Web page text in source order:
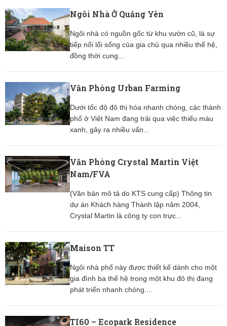
Ngôi Nhà Ở Quảng Yên
Ngôi nhà có nguồn gốc từ khu vườn cũ, là sự
tiếp nối lối sống của gia chủ qua nhiều thế hệ,
đồng thời cung...
Văn Phòng Urban Farming
Dưới tốc độ đô thị hóa nhanh chóng, các thành
phố ở Việt Nam đang trải qua việc thiếu màu
xanh, gây ra nhiều vấn...
Văn Phòng Crystal Martin Việt
Nam/FVA
(Văn bản mô tả do KTS cung cấp) Thông tin
dự án Khách hàng Thành lập năm 2004,
Crystal Martin là công ty con trực...
Maison TT
Ngôi nhà phố này được thiết kế dành cho một
gia đình ba thế hệ trong một khu đô thị đang
phát triển nhanh chóng....
TI60 – Ecopark Residence